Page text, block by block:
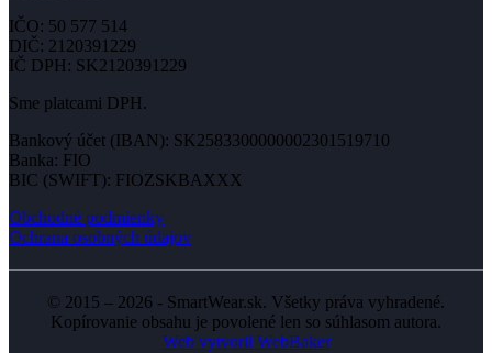
IČO: 50 577 514
DIČ: 2120391229
IČ DPH: SK2120391229
Sme platcami DPH.
Bankový účet (IBAN): SK2583300000002301519710
Banka: FIO
BIC (SWIFT): FIOZSKBAXXX
Obchodné podmienky
Ochrana osobných údajov
© 2015 – 2026 - SmartWear.sk. Všetky práva vyhradené.
Kopírovanie obsahu je povolené len so súhlasom autora.
Web vytvoril WebBaker